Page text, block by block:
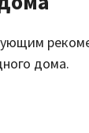
дома.